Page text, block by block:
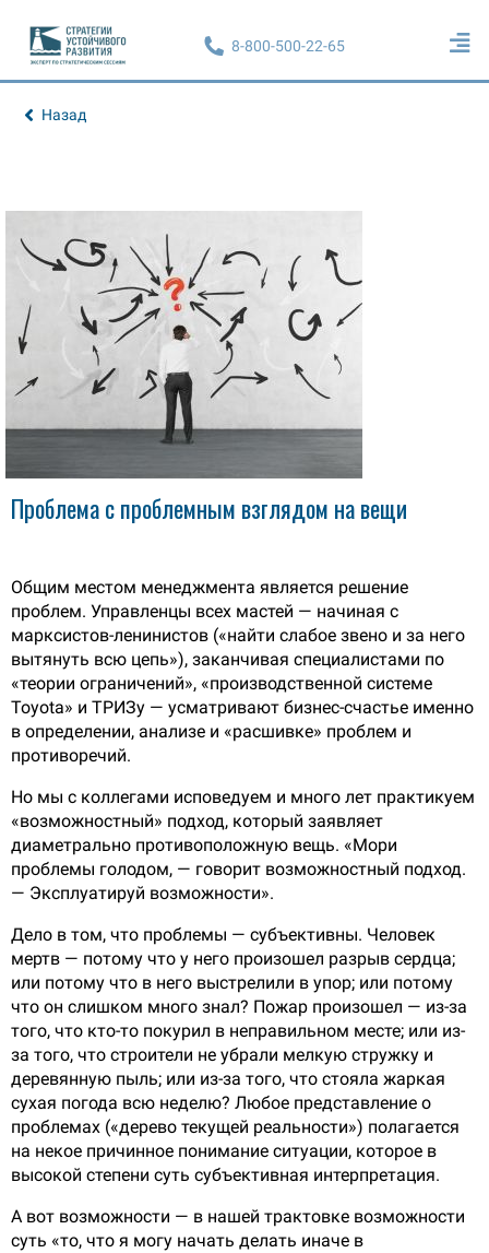
8-800-500-22-65
Назад
Проблема с проблемным взглядом на вещи
Общим местом менеджмента является решение
проблем. Управленцы всех мастей — начиная с
марксистов-ленинистов («найти слабое звено и за него
вытянуть всю цепь»), заканчивая специалистами по
«теории ограничений», «производственной системе
Toyota» и ТРИЗу — усматривают бизнес-счастье именно
в определении, анализе и «расшивке» проблем и
противоречий.
Но мы с коллегами исповедуем и много лет практикуем
«возможностный» подход, который заявляет
диаметрально противоположную вещь. «Мори
проблемы голодом, — говорит возможностный подход.
— Эксплуатируй возможности».
Дело в том, что проблемы — субъективны. Человек
мертв — потому что у него произошел разрыв сердца;
или потому что в него выстрелили в упор; или потому
что он слишком много знал? Пожар произошел — из-за
того, что кто-то покурил в неправильном месте; или из-
за того, что строители не убрали мелкую стружку и
деревянную пыль; или из-за того, что стояла жаркая
сухая погода всю неделю? Любое представление о
проблемах («дерево текущей реальности») полагается
на некое причинное понимание ситуации, которое в
высокой степени суть субъективная интерпретация.
А вот возможности — в нашей трактовке возможности
суть «то, что я могу начать делать иначе в